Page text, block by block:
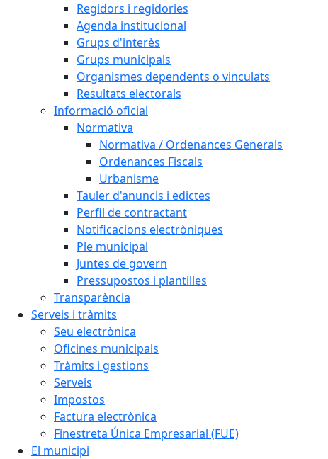
Regidors i regidories
Agenda institucional
Grups d'interès
Grups municipals
Organismes dependents o vinculats
Resultats electorals
Informació oficial
Normativa
Normativa / Ordenances Generals
Ordenances Fiscals
Urbanisme
Tauler d'anuncis i edictes
Perfil de contractant
Notificacions electròniques
Ple municipal
Juntes de govern
Pressupostos i plantilles
Transparència
Serveis i tràmits
Seu electrònica
Oficines municipals
Tràmits i gestions
Serveis
Impostos
Factura electrònica
Finestreta Única Empresarial (FUE)
El municipi